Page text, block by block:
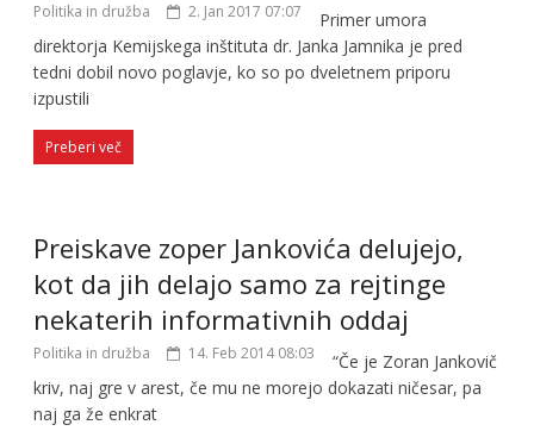
Politika in družba 2. Jan 2017 07:07
Primer umora
direktorja Kemijskega inštituta dr. Janka Jamnika je pred
tedni dobil novo poglavje, ko so po dveletnem priporu
izpustili
Preberi več
Preiskave zoper Jankovića delujejo,
kot da jih delajo samo za rejtinge
nekaterih informativnih oddaj
Politika in družba 14. Feb 2014 08:03
“Če je Zoran Jankovič
kriv, naj gre v arest, če mu ne morejo dokazati ničesar, pa
naj ga že enkrat